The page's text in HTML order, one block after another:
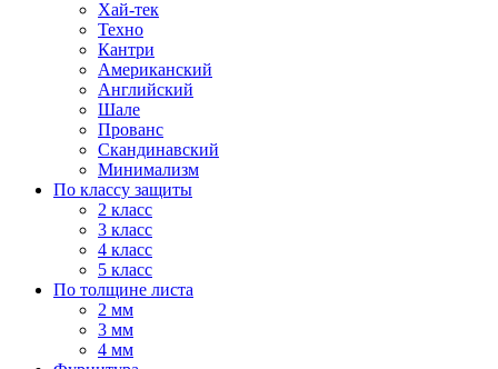
Хай-тек
Техно
Кантри
Американский
Английский
Шале
Прованс
Скандинавский
Минимализм
По классу защиты
2 класс
3 класс
4 класс
5 класс
По толщине листа
2 мм
3 мм
4 мм